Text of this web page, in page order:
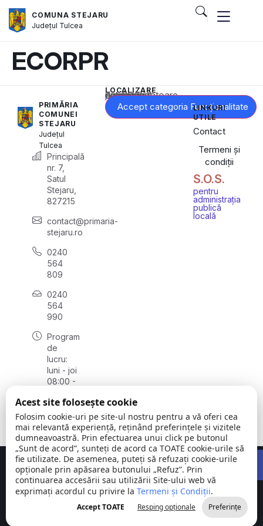
COMUNA STEJARU
Județul Tulcea
ECORPR
PRIMĂRIA
COMUNEI
STEJARU
Județul
Tulcea
Principală
nr. 7,
Satul
Stejaru,
827215
contact@primaria-
stejaru.ro
0240
564
809
0240
564
990
Program
de
lucru:
luni - joi
08:00 -
vineri
08:00 -
14:00
LOCALIZARE
Acest conținut este blocat până când acceptați categoria corespunzătoare de cookie-uri.
Accept categoria Funcționalitate
LINKURI
UTILE
Contact
Termeni și
condiții
S.O.S.
pentru
administrația
publică
locală
Comuna
Stejaru |
județul Tulcea
©
2026
Toate
drepturile
rezervate
Concept realizat deBig Media Relații Publice SRL
Acest site folosește cookie
Folosim cookie-uri pe site-ul nostru pentru a vă oferi cea
mai relevantă experiență, reținând preferințele și vizitele
dumneavoastră. Prin efectuarea unui click pe butonul
„Sunt de acord”, sunteți de acord ca TOATE cookie-urile să
fie utilizate. De asemenea, puteți să refuzați cookie-urile
opționale prin apăsarea butonului „Refuz”. Prin
continuarea accesării sau utilizării Site-ului web vă
exprimați acordul cu privire la Termeni și Condiții.
Accept TOATE Resping opționale Preferințe